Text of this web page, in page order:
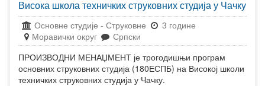
Висока школа техничких струковних студија у Чачку
Основне студије - Струковне
3 године
Моравички округ
Српски
ПРОИЗВОДНИ МЕНАЏМЕНТ је трогодишњи програм
основних струковних студија (180ЕСПБ) на Високој школи
техничких струковних студија у Чачку.